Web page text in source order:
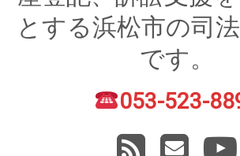
住宅ローン返済にお困りの方
賃貸トラブル
とする浜松市の司
です。
電話番号: 053-523-
RSSメー